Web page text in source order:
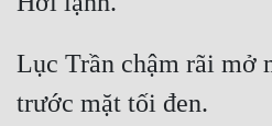
Lục Trần chậm rãi mở